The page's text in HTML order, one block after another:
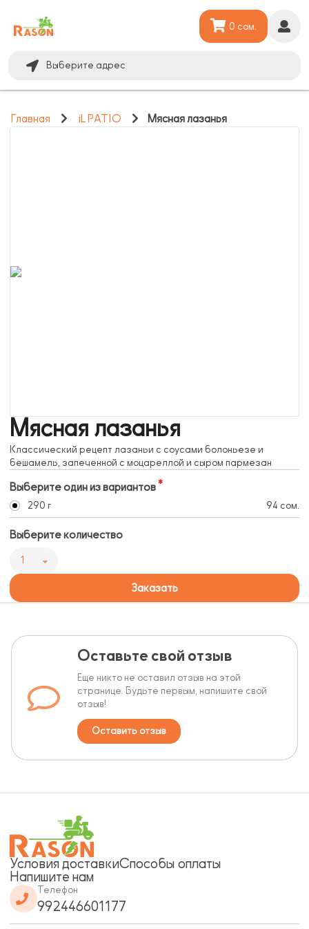
Выберите адрес
0 сом.
Главная iL PATIO Мясная лазанья
Мясная лазанья
Классический рецепт лазаньи с соусами болоньезе и
бешамель, запеченной с моцареллой и сыром пармезан
Выберите один из вариантов
290 г 94 сом.
Выберите количество
1
Заказать
Оставьте свой отзыв
Еще никто не оставил отзыв на этой
странице. Будьте первым, напишите свой
отзыв!
Оставить отзыв
Условия доставкиСпособы оплаты
Напишите нам
Телефон
992446601177